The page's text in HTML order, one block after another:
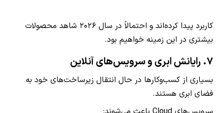
کاربرد پیدا کرده‌اند و احتمالاً در سال ۲۰۲۶ شاهد محصولات
بیشتری در این زمینه خواهیم بود.
۷. رایانش ابری و سرویس‌های آنلاین
بسیاری از کسب‌وکارها در حال انتقال زیرساخت‌های خود به
فضای ابری هستند.